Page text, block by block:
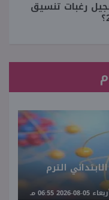
رغبات تنسيق
الترم
08-2026 06:55 مـ